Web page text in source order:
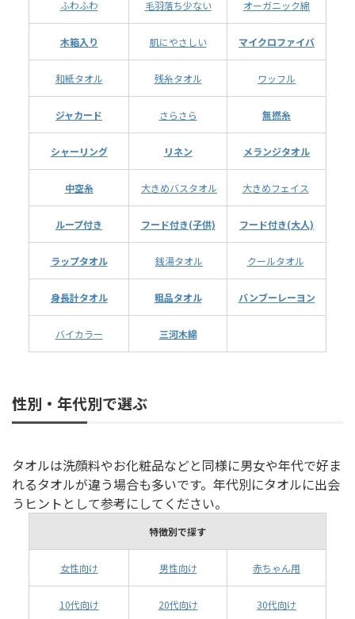
ふわふわ 毛羽落ち少ない オーガニック綿
木箱入り 肌にやさしい マイクロファイバ
和紙タオル 残糸タオル ワッフル
ジャカード さらさら 無撚糸
シャーリング リネン メランジタオル
中空糸 大きめバスタオル 大きめフェイス
ループ付き フード付き(子供) フード付き(大人)
ラップタオル 銭湯タオル クールタオル
身長計タオル 粗品タオル バンブーレーヨン
バイカラー 三河木綿
性別・年代別で選ぶ
タオルは洗顔料やお化粧品などと同様に男女や年代で好ま
れるタオルが違う場合も多いです。年代別にタオルに出会
うヒントとして参考にしてください。
特徴別で探す
女性向け 男性向け 赤ちゃん用
10代向け 20代向け 30代向け